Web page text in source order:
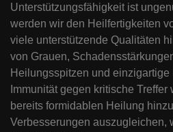
Unterstützungsfähigkeit ist
werden wir den Heilfertigkeiten
viele unterstützende Qualitäten
von Grauen,
Heilungsspitzen und
Immunität gegen kritische
bereits formidablen Heilung
Verbesserungen auszugleichen,